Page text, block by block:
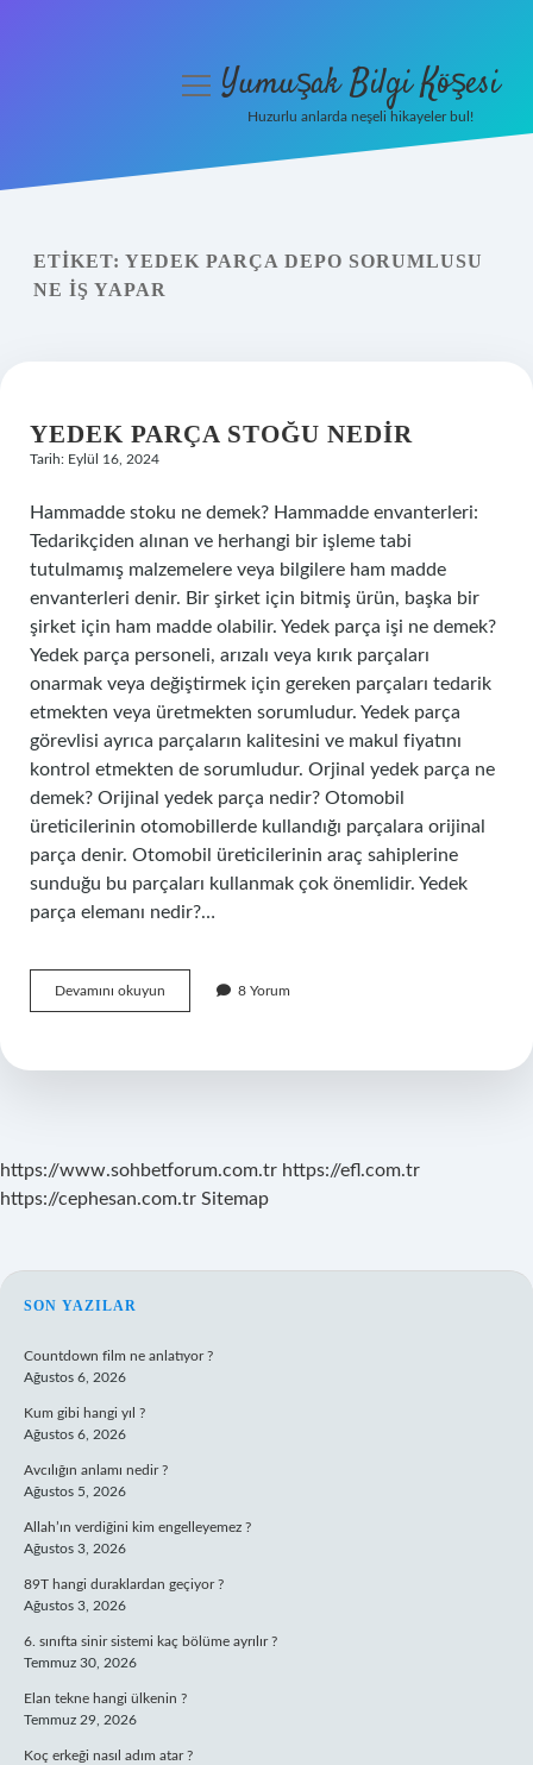
Yasal Uyarı
menüyüYumuşak Bilgi Köşesi
Huzurlu anlarda neşeli hikayeler bul!
ETIKET: YEDEK PARÇA DEPO SORUMLUSU
NE IŞ YAPAR
YEDEK PARÇA STOĞU NEDIR
Tarih: Eylül 16, 2024
Hammadde stoku ne demek? Hammadde envanterleri:
Tedarikçiden alınan ve herhangi bir işleme tabi
tutulmamış malzemelere veya bilgilere ham madde
envanterleri denir. Bir şirket için bitmiş ürün, başka bir
şirket için ham madde olabilir. Yedek parça işi ne demek?
Yedek parça personeli, arızalı veya kırık parçaları
onarmak veya değiştirmek için gereken parçaları tedarik
etmekten veya üretmekten sorumludur. Yedek parça
görevlisi ayrıca parçaların kalitesini ve makul fiyatını
kontrol etmekten de sorumludur. Orjinal yedek parça ne
demek? Orijinal yedek parça nedir? Otomobil
üreticilerinin otomobillerde kullandığı parçalara orijinal
parça denir. Otomobil üreticilerinin araç sahiplerine
sunduğu bu parçaları kullanmak çok önemlidir. Yedek
parça elemanı nedir?…
Devamını okuyun
Parça
8 Yorum
https://www.sohbetforum.com.tr https://efl.com.tr
https://cephesan.com.tr Sitemap
SIDEBAR
SON YAZILAR
Countdown film ne anlatıyor ?
Ağustos 6, 2026
Kum gibi hangi yıl ?
Ağustos 6, 2026
Avcılığın anlamı nedir ?
Ağustos 5, 2026
Allah’ın verdiğini kim engelleyemez ?
Ağustos 3, 2026
89T hangi duraklardan geçiyor ?
Ağustos 3, 2026
6. sınıfta sinir sistemi kaç bölüme ayrılır ?
Temmuz 30, 2026
Elan tekne hangi ülkenin ?
Temmuz 29, 2026
Koç erkeği nasıl adım atar ?